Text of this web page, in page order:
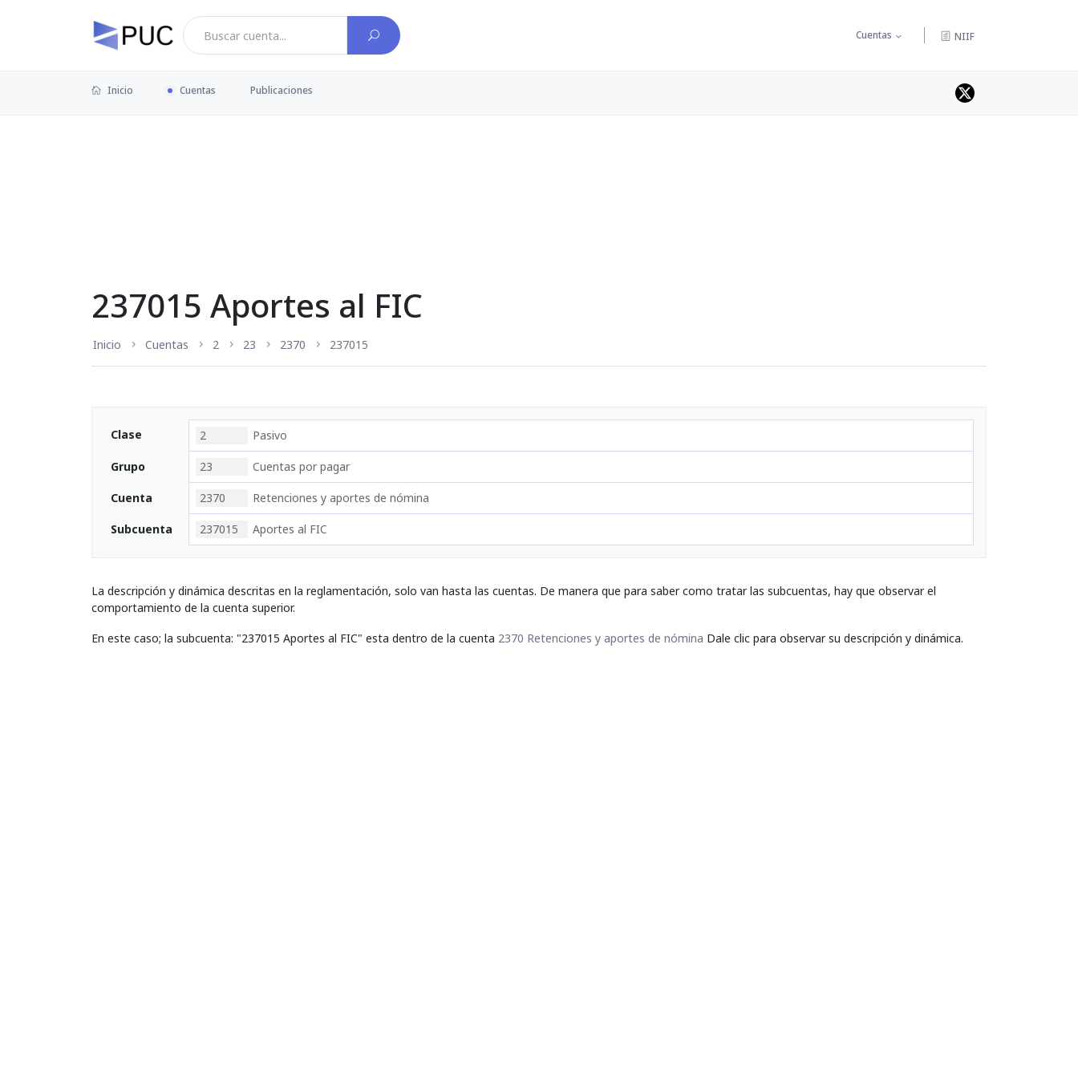
Cuentas NIIF
Inicio Cuentas Publicaciones
237015 Aportes al FIC
Inicio Cuentas 2 23 2370 237015
Clase 2 Pasivo
Grupo 23 Cuentas por pagar
Cuenta 2370 Retenciones y aportes de nómina
Subcuenta 237015 Aportes al FIC
La descripción y dinámica descritas en la reglamentación, solo van hasta las cuentas. De manera que para saber como tratar las subcuentas, hay que observar el
comportamiento de la cuenta superior.
En este caso; la subcuenta: "237015 Aportes al FIC" esta dentro de la cuenta 2370 Retenciones y aportes de nómina Dale clic para observar su descripción y dinámica.